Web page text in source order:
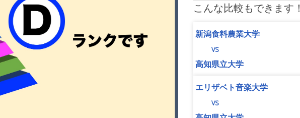
こんな比較もできます！
新潟食料農業大学
vs
高知県立大学
エリザベト音楽大学
vs